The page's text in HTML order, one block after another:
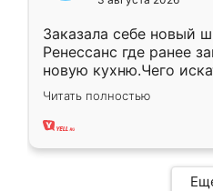
Заказала себе новый
Ренессанс где ранее
новую кухню.Чего
вполне довольна.
два года, нареканий нет.
Читать полностью